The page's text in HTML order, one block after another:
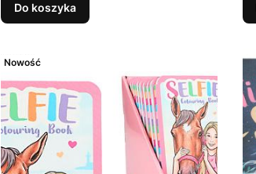
Do koszyka
Nowość